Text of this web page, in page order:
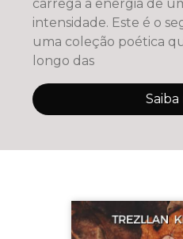
carrega a energia de um amor vivido com
intensidade. Este é o segundo volume de
uma coleção poética
longo das
Saiba